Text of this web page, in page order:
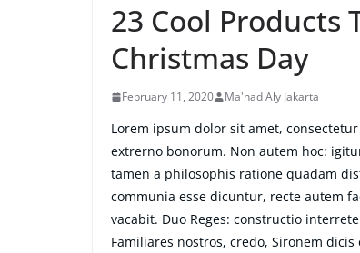
23 Cool Products
Christmas Day
February 11, 2020 Ma'had Aly Jakarta
Lorem ipsum dolor sit amet,
extrerno bonorum. Non autem hoc:
tamen a philosophis ratione quadam
communia esse dicuntur, recte autem
vacabit. Duo Reges: constructio
Familiares nostros, credo, Sironem